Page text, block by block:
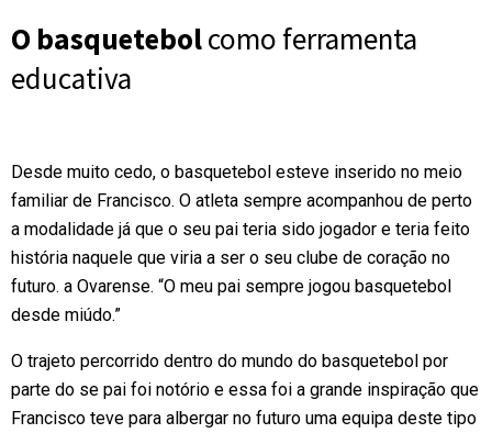
O basquetebolcomo ferramenta
educativa
Desde muito cedo, o basquetebol esteve inserido no meio
familiar de Francisco. O atleta sempre acompanhou de perto
a modalidade já que o seu pai teria sido jogador e teria feito
história naquele que viria a ser o seu clube de coração no
futuro. a Ovarense. “O meu pai sempre jogou basquetebol
desde miúdo.”
O trajeto percorrido dentro do mundo do basquetebol por
parte do se pai foi notório e essa foi a grande inspiração que
Francisco teve para albergar no futuro uma equipa deste tipo